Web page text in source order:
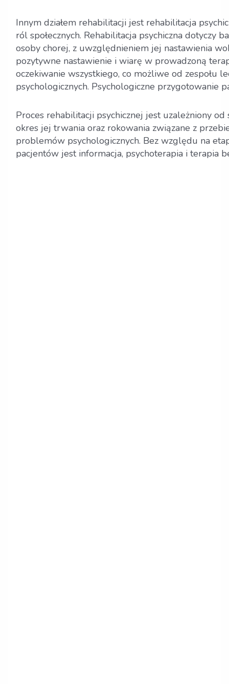
Innym działem rehabilitacji jest rehabilitacja
ról społecznych. Rehabilitacja psychiczna
osoby chorej, z uwzględnieniem jej nastawienia
pozytywne nastawienie i wiarę w prowadzoną
oczekiwanie wszystkiego, co możliwe od zespołu
psychologicznych. Psychologiczne przygotowanie
Proces rehabilitacji psychicznej jest uzależniony
okres jej trwania oraz rokowania związane z
problemów psychologicznych. Bez względu na
pacjentów jest informacja, psychoterapia i terapia